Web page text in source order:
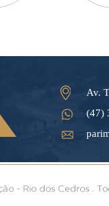
Av.
(47)